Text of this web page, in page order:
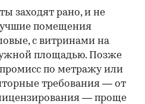
заходят рано, и не
помещения
с витринами на
площадью. Позже
по метражу или
требования — от
— проще